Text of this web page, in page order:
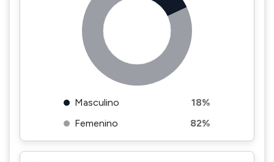
Masculino
18%
Femenino
82%